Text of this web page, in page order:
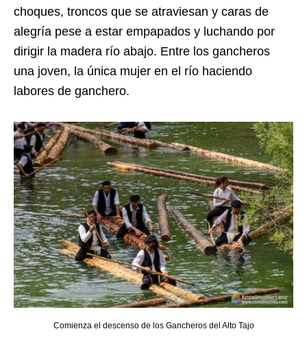
choques, troncos que se atraviesan y caras de
alegría pese a estar empapados y luchando por
dirigir la madera río abajo. Entre los gancheros
una joven, la única mujer en el río haciendo
labores de ganchero.
Comienza el descenso de los Gancheros del Alto Tajo